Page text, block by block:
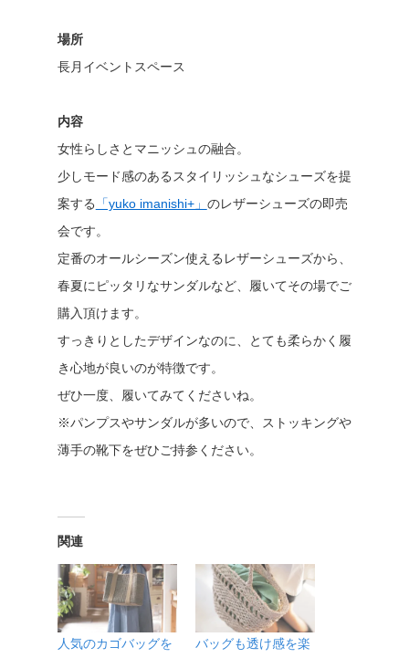
場所
長月イベントスペース
内容
女性らしさとマニッシュの融合。
少しモード感のあるスタイリッシュなシューズを提
案する
「yuko imanishi+」 のレザーシューズの即売
会です。
定番のオールシーズン使えるレザーシューズから、
春夏にピッタリなサンダルなど、履いてその場でご
購入頂けます。
すっきりとしたデザインなのに、とても柔らかく履
き心地が良いのが特徴です。
ぜひ一度、履いてみてくださいね。
※パンプスやサンダルが多いので、ストッキングや
薄手の靴下をぜひご持参ください。
関連
人気のカゴバッグを
バッグも透け感を楽